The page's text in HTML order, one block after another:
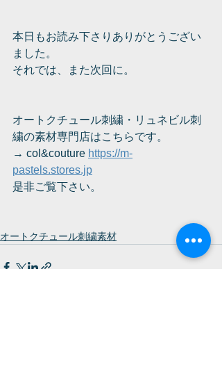
本日もお読み下さりありがとうござい
ました。
それでは、また次回に。
オートクチュール刺繍・リュネビル刺
繍の素材専門店はこちらです。
→ col&couture https://m-
pastels.stores.jp
是非ご覧下さい。
オートクチュール刺繍素材